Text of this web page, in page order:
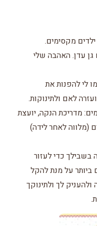
מקסימים.
עדן. האהבה שלי
לי להפנות את
לאם ולתינוקות.
מדריכת הנקה, יועצת
(מלווה לאחר לידה)
בשבילך כדי לעזור
ביותר על מנת להקל
לך ולתינוקך